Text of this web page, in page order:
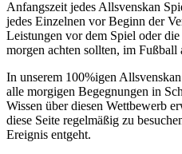
Anfangszeit jedes Allsvenskan
jedes Einzelnen vor Beginn der
Leistungen vor dem Spiel oder
morgen achten sollten, im Fußball
In unserem 100%igen
alle morgigen Begegnungen in
Wissen über diesen Wettbewerb
diese Seite regelmäßig zu
Ereignis entgeht.